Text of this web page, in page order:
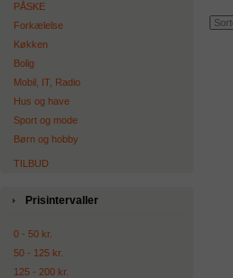
PÅSKE
Forkælelse
Køkken
Bolig
Mobil, IT, Radio
Hus og have
Sport og mode
Børn og hobby
TILBUD
Prisintervaller
0 - 50 kr.
50 - 125 kr.
125 - 200 kr.